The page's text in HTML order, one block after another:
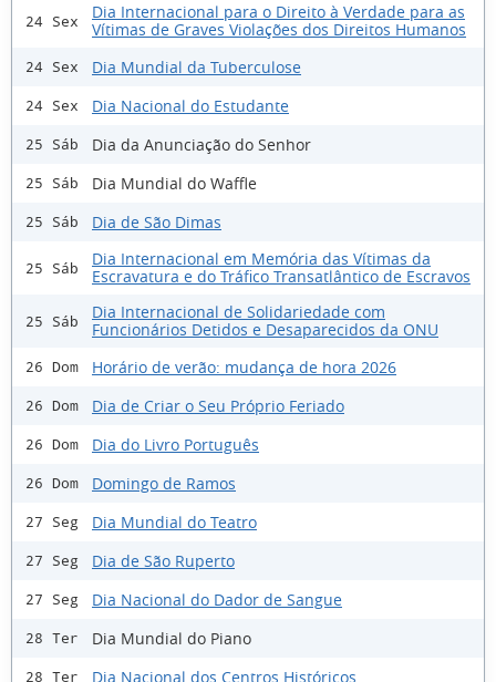
24 Sex
Dia Internacional para o Direito à Verdade para as
Vítimas de Graves Violações dos Direitos Humanos
24 Sex Dia Mundial da Tuberculose
24 Sex Dia Nacional do Estudante
25 Sáb Dia da Anunciação do Senhor
25 Sáb Dia Mundial do Waffle
25 Sáb Dia de São Dimas
25 Sáb
Dia Internacional em Memória das Vítimas da
Escravatura e do Tráfico Transatlântico de Escravos
25 Sáb
Dia Internacional de Solidariedade com
Funcionários Detidos e Desaparecidos da ONU
26 Dom Horário de verão: mudança de hora 2026
26 Dom Dia de Criar o Seu Próprio Feriado
26 Dom Dia do Livro Português
26 Dom Domingo de Ramos
27 Seg Dia Mundial do Teatro
27 Seg Dia de São Ruperto
27 Seg Dia Nacional do Dador de Sangue
28 Ter Dia Mundial do Piano
28 Ter Dia Nacional dos Centros Históricos